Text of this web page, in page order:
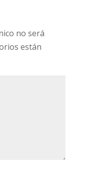
no será
están